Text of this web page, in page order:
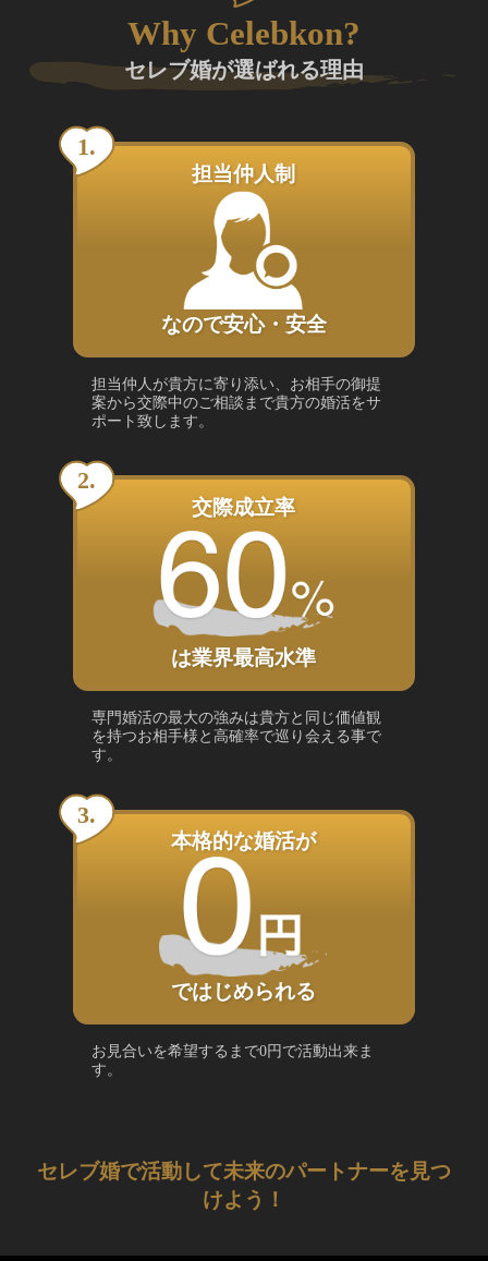
Why Celebkon?
セレブ婚が選ばれる理由
担当仲人制
なので安心・安全
担当仲人が貴方に寄り添い、お相手の御提
案から交際中のご相談まで貴方の婚活をサ
ポート致します。
交際成立率
は業界最高水準
専門婚活の最大の強みは貴方と同じ価値観
を持つお相手様と高確率で巡り会える事で
す。
本格的な婚活が
ではじめられる
お見合いを希望するまで0円で活動出来ま
す。
セレブ婚で活動して未来のパートナーを見つ
けよう！